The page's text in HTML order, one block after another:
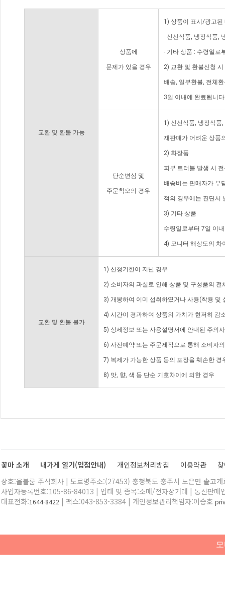
교환 및 환불 가능
상품에
문제가 있을 경우
1) 상품이 표시/광고된
- 신선식품, 냉장식품,
- 기타 상품 : 수령일로
2) 교환 및 환불신청
배송, 일부환불, 전체
3일 이내에 완료됩니
단순변심 및
주문착오의 경우
1) 신선식품, 냉장식품
재판매가 어려운 상품
2) 화장품
피부 트러블 발생 시
배송비는 판매자가 부
적의 경우에는 진단서
3) 기타 상품
수령일로부터 7일 이
4) 모니터 해상도의 차
교환 및 환불 불가
1) 신청기한이 지난 경우
2) 소비자의 과실로 인해 상품 및 구성품의
3) 개봉하여 이미 섭취하였거나 사용(착용 및
4) 시간이 경과하여 상품의 가치가 현저히 감
5) 상세정보 또는 사용설명서에 안내된 주의
6) 사전예약 또는 주문제작으로 통해 소비자
7) 복제가 가능한 상품 등의 포장을 훼손한 경
8) 맛, 향, 색 등 단순 기호차이에 의한 경우
꽃마 소개 내가게 열기(입점안내) 개인정보처리방침 이용약관
상호:올블룸 주식회사 | 도로명주소:(27453) 충청북도 충주시 노은면 솔고
사업자등록번호:105-86-84013 | 업태 및 종목:소매/전자상거래 | 통신판매
대표전화:1644-8422 | 팩스:043-853-3384 | 개인정보관리책임자:이승호